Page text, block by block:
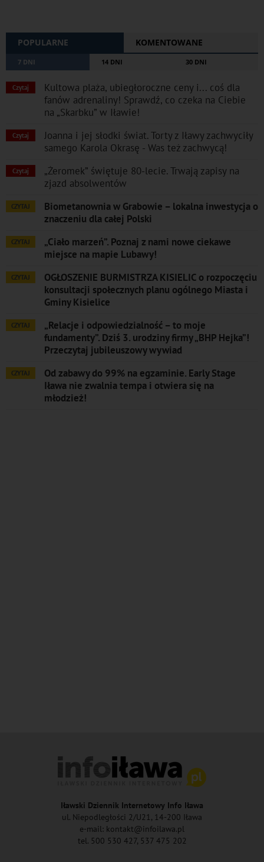
POPULARNE KOMENTOWANE
7 DNI 14 DNI 30 DNI
Czytaj
Kultowa plaża, ubiegłoroczne ceny i... coś dla
fanów adrenaliny! Sprawdź, co czeka na Ciebie
na „Skarbku” w Iławie!
Czytaj
Joanna i jej słodki świat. Torty z Iławy zachwyciły
samego Karola Okrasę - Was też zachwycą!
Czytaj
„Żeromek” świętuje 80-lecie. Trwają zapisy na
zjazd absolwentów
CZYTAJ
Biometanownia w Grabowie – lokalna inwestycja o
znaczeniu dla całej Polski
CZYTAJ
„Ciało marzeń”. Poznaj z nami nowe ciekawe
miejsce na mapie Lubawy!
CZYTAJ
OGŁOSZENIE BURMISTRZA KISIELIC o rozpoczęciu
konsultacji społecznych planu ogólnego Miasta i
Gminy Kisielice
CZYTAJ
„Relacje i odpowiedzialność – to moje
fundamenty”. Dziś 3. urodziny firmy „BHP Hejka”!
Przeczytaj jubileuszowy wywiad
CZYTAJ
Od zabawy do 99% na egzaminie. Early Stage
Iława nie zwalnia tempa i otwiera się na
młodzież!
Iławski Dziennik Internetowy Info Iława
ul. Niepodległości 2/U21, 14-200 Iława
e-mail: kontakt@infoilawa.pl
tel. 500 530 427, 537 475 202